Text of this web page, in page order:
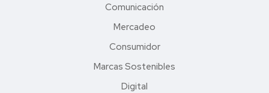
Comunicación
Mercadeo
Consumidor
Marcas Sostenibles
Digital